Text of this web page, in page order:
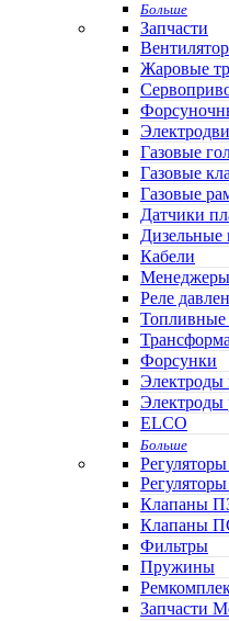
Больше
Запчасти
Жаровые
Газовые
Газовые
Газовые
Датчики
Дизельные
Кабели
Менеджеры
Реле
Топливные
Форсунки
Электроды
Электроды
ELCO
Больше
Клапаны
Клапаны
Фильтры
Пружины
Запчасти